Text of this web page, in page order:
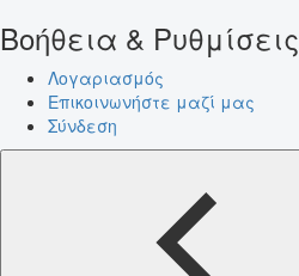
Βοήθεια & Ρυθμίσεις
Λογαριασμός
Επικοινωνήστε μαζί μας
Σύνδεση